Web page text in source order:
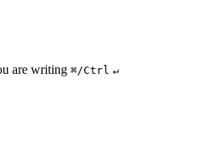
are writing ⌘/Ctrl ↵